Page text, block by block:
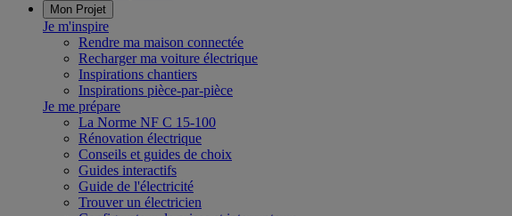
Mon Projet
Je m'inspire
Rendre ma maison connectée
Recharger ma voiture électrique
Inspirations chantiers
Inspirations pièce-par-pièce
Je me prépare
La Norme NF C 15-100
Rénovation électrique
Conseils et guides de choix
Guides interactifs
Guide de l'électricité
Trouver un électricien